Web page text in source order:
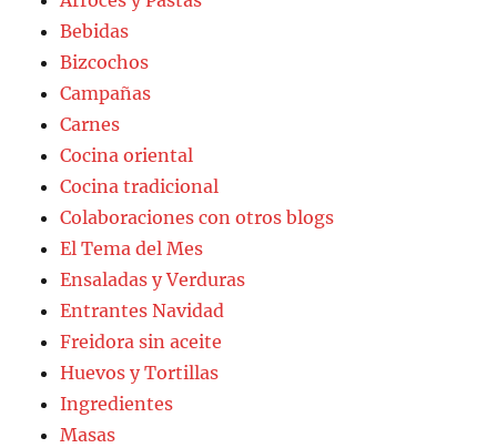
Bebidas
Bizcochos
Campañas
Carnes
Cocina oriental
Cocina tradicional
Colaboraciones con otros blogs
El Tema del Mes
Ensaladas y Verduras
Entrantes Navidad
Freidora sin aceite
Huevos y Tortillas
Ingredientes
Masas